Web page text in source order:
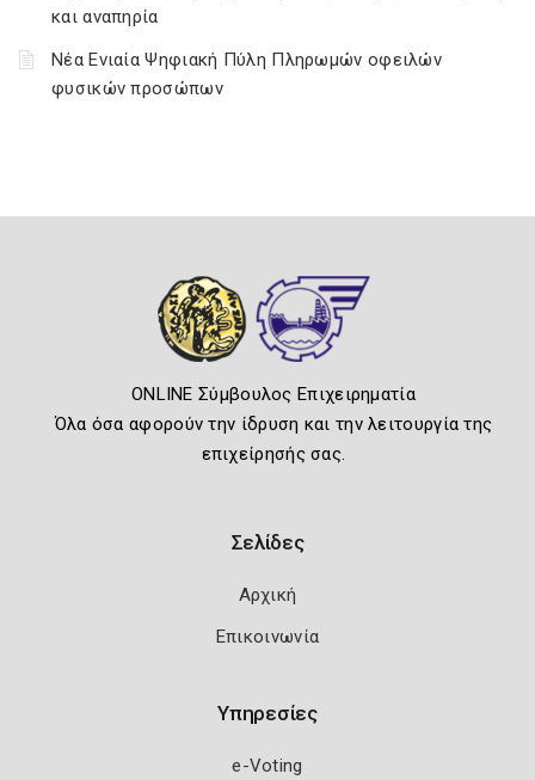
και αναπηρία
Νέα Ενιαία Ψηφιακή Πύλη Πληρωμών οφειλών
φυσικών προσώπων
ONLINE Σύμβουλος Επιχειρηματία
Όλα όσα αφορούν την ίδρυση και την λειτουργία της
επιχείρησής σας.
Σελίδες
Αρχική
Επικοινωνία
Υπηρεσίες
e-Voting